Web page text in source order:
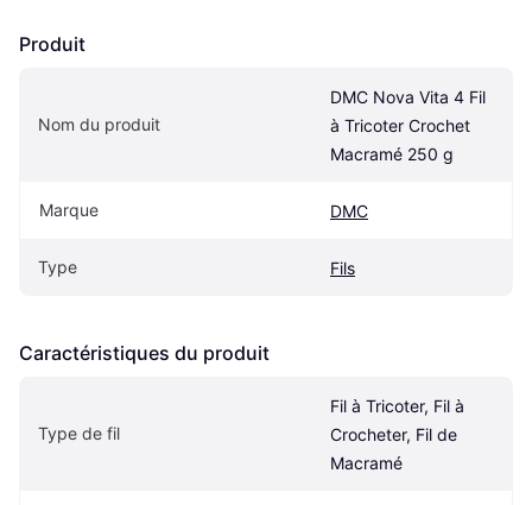
Produit
Nom du produit
DMC Nova Vita 4 Fil
à Tricoter Crochet
Macramé 250 g
Marque DMC
Type Fils
Caractéristiques du produit
Type de fil
Fil à Tricoter, Fil à
Crocheter, Fil de
Macramé